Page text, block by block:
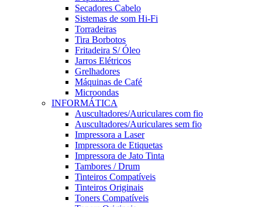
Secadores Cabelo
Sistemas de som Hi-Fi
Torradeiras
Tira Borbotos
Fritadeira S/ Óleo
Jarros Elétricos
Grelhadores
Máquinas de Café
Microondas
INFORMÁTICA
Auscultadores/Auriculares com fio
Auscultadores/Auriculares sem fio
Impressora a Laser
Impressora de Etiquetas
Impressora de Jato Tinta
Tambores / Drum
Tinteiros Compatíveis
Tinteiros Originais
Toners Compatíveis